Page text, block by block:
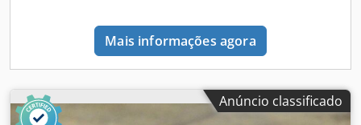
Mais informações agora
Anúncio classificado